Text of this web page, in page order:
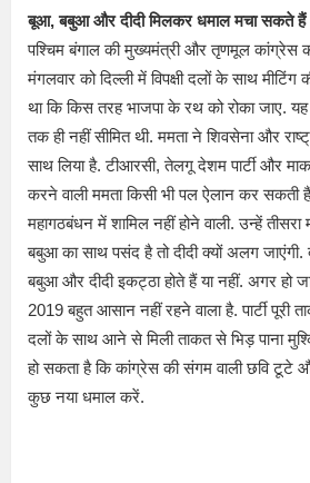
बूआ, बबुआ और दीदी मिलकर धमाल मचा सकते हैं
पश्चिम बंगाल की मुख्यमंत्री और तृणमूल कांग्रेस की
मंगलवार को दिल्ली में विपक्षी दलों के साथ मीटिंग
था कि किस तरह भाजपा के रथ को रोका जाए. यह
तक ही नहीं सीमित थी. ममता ने शिवसेना और
साथ लिया है. टीआरसी, तेलगू देशम पार्टी और
करने वाली ममता किसी भी पल ऐलान कर
महागठबंधन में शामिल नहीं होने वाली. उन्हें
बबुआ का साथ पसंद है तो दीदी क्यों अलग
बबुआ और दीदी इकट्ठा होते हैं या नहीं. अगर हो
2019 बहुत आसान नहीं रहने वाला है. पार्टी पूरी
दलों के साथ आने से मिली ताकत से भिड़ पाना
हो सकता है कि कांग्रेस की संगम वाली छवि टूटे और
कुछ नया धमाल करें.